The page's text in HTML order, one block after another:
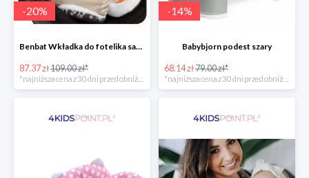
-20%
Benbat Wkładka do fotelika samochodowego
87.37 zł109.00 zł*
*najniższa cena z 30 dni przed obniżką
-14%
Babybjorn podest szary
68.14 zł79.00 zł*
*najniższa cena z 30 dni przed obniżką